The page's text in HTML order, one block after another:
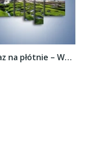
Obraz na płótnie – Woda w nierównym...